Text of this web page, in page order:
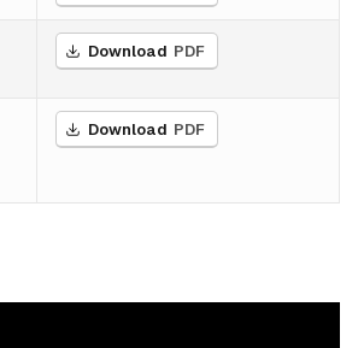
Download PDF
Download PDF